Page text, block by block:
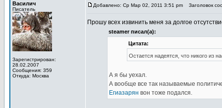
Василич
Писатель
Зарегистрирован:
28.02.2007
Сообщения: 359
Откуда: Москва
Добавлено: Ср Мар 02, 2011 3:51 pm Заголовок
Прошу всех извинить меня за долгое
steamer писал(а):
Цитата:
Остается надеятся, что никого из
А я бы уехал.
А вообще все так называемые
Егиазарян вон тоже подался.